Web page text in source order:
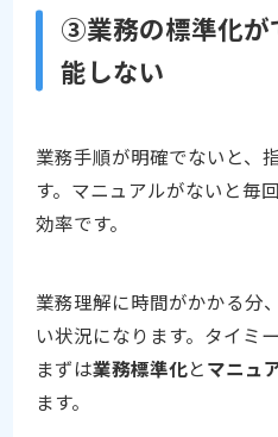
③業務の標準化が
能しない
業務手順が明確でないと、
す。マニュアルがないと毎
効率です。
業務理解に時間がかかる分
い状況になります。タイミ
まずは業務標準化とマニュ
ます。